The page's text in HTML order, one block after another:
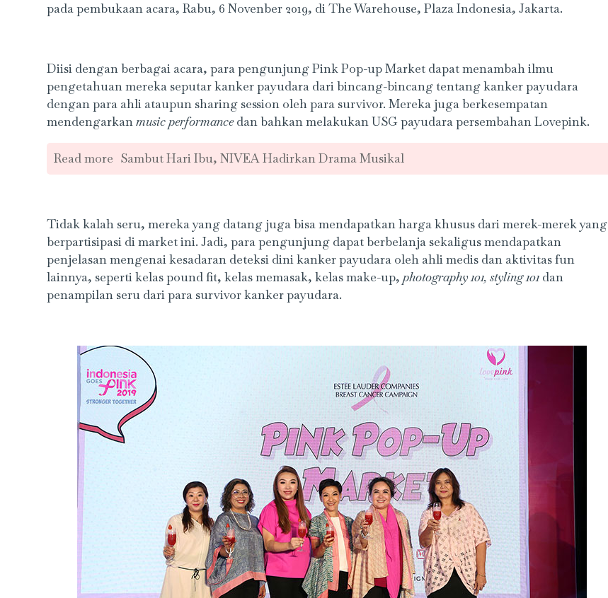
pada pembukaan acara, Rabu, 6 Novenber 2019, di The Warehouse, Plaza Indonesia, Jakarta.
Diisi dengan berbagai acara, para pengunjung Pink Pop-up Market dapat menambah ilmu
pengetahuan mereka seputar kanker payudara dari bincang-bincang tentang kanker payudara
dengan para ahli ataupun sharing session oleh para survivor. Mereka juga berkesempatan
mendengarkanmusic performancedan bahkan melakukan USG payudara persembahan Lovepink.
Read more Sambut Hari Ibu, NIVEA Hadirkan Drama Musikal
Tidak kalah seru, mereka yang datang juga bisa mendapatkan harga khusus dari merek-merek yang
berpartisipasi di market ini. Jadi, para pengunjung dapat berbelanja sekaligus mendapatkan
penjelasan mengenai kesadaran deteksi dini kanker payudara oleh ahli medis dan aktivitas fun
lainnya, seperti kelas pound fit, kelas memasak, kelas make-up,photography 101, styling 101 dan
penampilan seru dari para survivor kanker payudara.